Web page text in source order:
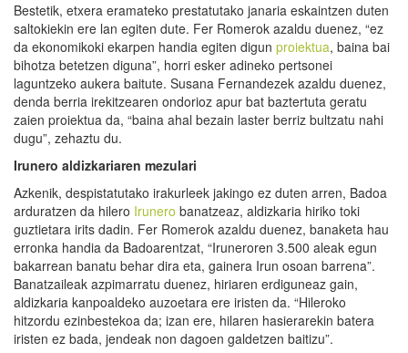
Bestetik, etxera eramateko prestatutako janaria eskaintzen duten
saltokiekin ere lan egiten dute. Fer Romerok azaldu duenez, “ez
da ekonomikoki ekarpen handia egiten digun proiektua, baina bai
bihotza betetzen diguna”, horri esker adineko pertsonei
laguntzeko aukera baitute. Susana Fernandezek azaldu duenez,
denda berria irekitzearen ondorioz apur bat baztertuta geratu
zaien proiektua da, “baina ahal bezain laster berriz bultzatu nahi
dugu”, zehaztu du.
Irunero aldizkariaren mezulari
Azkenik, despistatutako irakurleek jakingo ez duten arren, Badoa
arduratzen da hilero Irunero banatzeaz, aldizkaria hiriko toki
guztietara irits dadin. Fer Romerok azaldu duenez, banaketa hau
erronka handia da Badoarentzat, “Iruneroren 3.500 aleak egun
bakarrean banatu behar dira eta, gainera Irun osoan barrena”.
Banatzaileak azpimarratu duenez, hiriaren erdiguneaz gain,
aldizkaria kanpoaldeko auzoetara ere iristen da. “Hileroko
hitzordu ezinbestekoa da; izan ere, hilaren hasierarekin batera
iristen ez bada, jendeak non dagoen galdetzen baitizu”.